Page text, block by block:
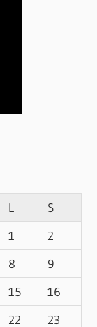
L
S
1
2
8
9
15
16
22 23